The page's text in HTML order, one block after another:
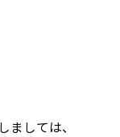
しては、